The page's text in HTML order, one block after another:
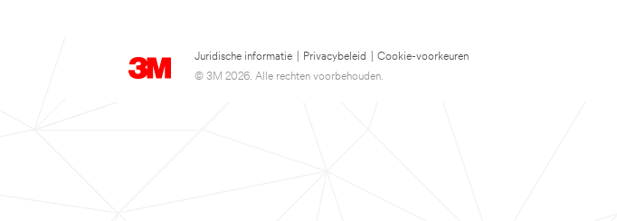
Juridische informatie Privacybeleid
Cookie-voorkeuren
© 3M 2026. Alle rechten voorbehouden.